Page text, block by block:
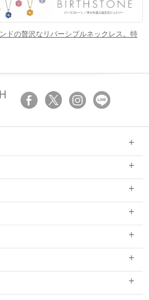
ドの贅沢なリバーシブルネックレス。特
レクション）
リー）
チナ999）
コレクション）
エリー）